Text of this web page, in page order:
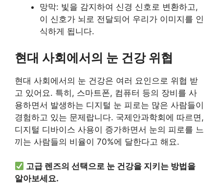
망막: 빛을 감지하여 신경 신호로 변환하고,
이 신호가 뇌로 전달되어 우리가 이미지를 인
식하게 됩니다.
현대 사회에서의 눈 건강 위협
현대 사회에서의 눈 건강은 여러 요인으로 위협 받
고 있어요. 특히, 스마트폰, 컴퓨터 등의 장비를 사
용하면서 발생하는 디지털 눈 피로는 많은 사람들이
경험하고 있는 문제랍니다. 국제안과학회에 따르면,
디지털 디바이스 사용이 증가하면서 눈의 피로를 느
끼는 사람들의 비율이 70%에 달한다고 해요.
고급 렌즈의 선택으로 눈 건강을 지키는 방법을
알아보세요.